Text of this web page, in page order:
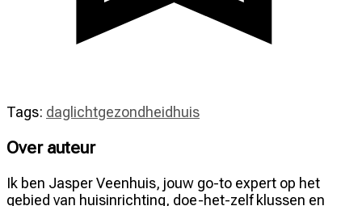
Tags: daglichtgezondheidhuis
Over auteur
Ik ben Jasper Veenhuis, jouw go-to expert op het
gebied van huisinrichting, doe-het-zelf klussen en